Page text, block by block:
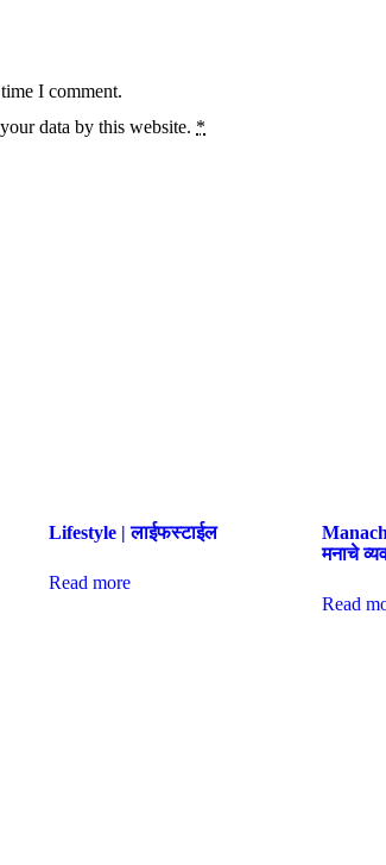
I comment.
data by this website. *
Lifestyle | लाईफस्टाईल
Read more
मनाचे
Read